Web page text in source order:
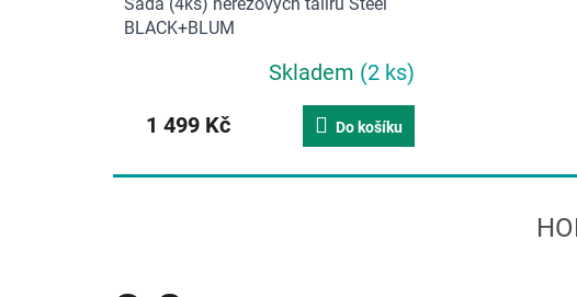
BLACK+BLUM
Skladem (2 ks)
1 499 Kč
Do košíku